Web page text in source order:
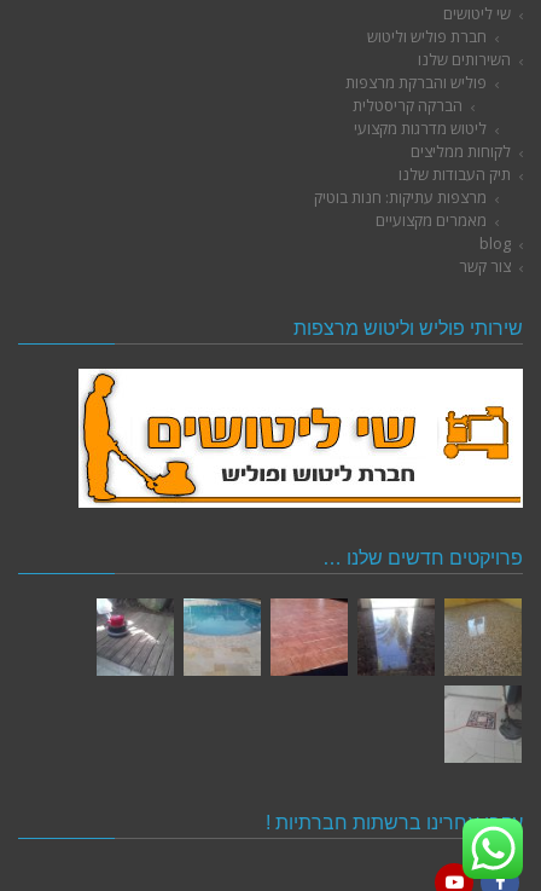
שי ליטושים
חברת פוליש וליטוש
השירותים שלנו
פוליש והברקת מרצפות
הברקה קריסטלית
ליטוש מדרגות מקצועי
לקוחות ממליצים
תיק העבודות שלנו
מרצפות עתיקות: חנות בוטיק
מאמרים מקצועיים
blog
צור קשר
שירותי פוליש וליטוש מרצפות
פרויקטים חדשים שלנו …
עקבו אחרינו ברשתות חברתיות !